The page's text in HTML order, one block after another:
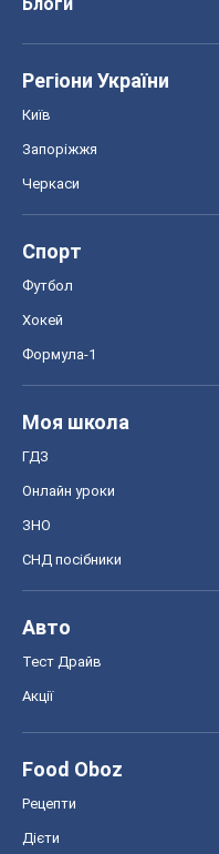
Регіони України
Київ
Запоріжжя
Черкаси
Спорт
Футбол
Хокей
Формула-1
Моя школа
ГДЗ
Онлайн уроки
ЗНО
СНД посібники
Авто
Тест Драйв
Акції
Food Oboz
Рецепти
Дієти